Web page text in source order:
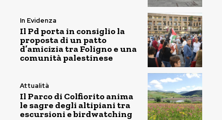
In Evidenza
Il Pd porta in consiglio la
proposta di un patto
d’amicizia tra Foligno e una
comunità palestinese
Attualità
Il Parco di Colfiorito anima
le sagre degli altipiani tra
escursioni e birdwatching